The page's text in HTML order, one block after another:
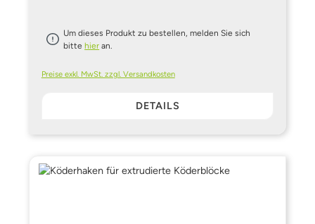
Um dieses Produkt zu bestellen, melden Sie sich
bittehier an.
Preise exkl. MwSt. zzgl. Versandkosten
DETAILS